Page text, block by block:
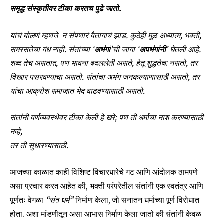
समृद्ध संस्कृतीवर टीका करतच पुढे जातो.
यांचं बोलणं म्हणजे न संपणारं वैतागाचं झाड. कुठेही मूळ अध्यात्म, भक्ती,
समरसतेचा गंध नाही. संतांच्या ‘अभंगां’ची जागा ‘अपभंगांनी’ घेतली आहे.
शब्द तेच असतात, पण भावना बदललेली असते, हेतू शुद्धतेचा नसतो, तर
विखार पसरवण्याचा असतो. संतांचा अभंग जनकल्याणासाठी असतो, तर
यांचा आक्रोश समाजात भेद वाढवण्यासाठी असतो.
संतांनी वर्णव्यवस्थेवर टीका केली हे खरे; पण ती धर्माचा नाश करण्यासाठी
नव्हे,
तर ती सुधारण्यासाठी.
आजच्या काळात काही विशिष्ट विचारधारेचे गट आणि आंदोलक ठामपणे
असा प्रचार करत आहेत की, भक्ती परंपरेतील संतांनी एक स्वतंत्र आणि
पूर्णतः वेगळा “संत धर्म”निर्माण केला, जो सनातन धर्माच्या पूर्ण विरोधात
होता. अशा मांडणीतून असा आभास निर्माण केला जातो की संतांनी केवळ